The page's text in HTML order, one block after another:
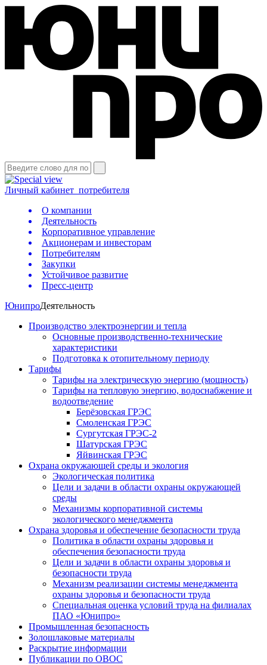
Личный кабинет потребителя
О компании
Деятельность
Корпоративное управление
Акционерам и инвесторам
Потребителям
Закупки
Устойчивое развитие
Пресс-центр
ЮнипроДеятельность
Производство электроэнергии и тепла
Основные производственно-технические
характеристики
Подготовка к отопительному периоду
Тарифы
Тарифы на электрическую энергию (мощность)
Тарифы на тепловую энергию, водоснабжение и
водоотведение
Берёзовская ГРЭС
Смоленская ГРЭС
Сургутская ГРЭС-2
Шатурская ГРЭС
Яйвинская ГРЭС
Охрана окружающей среды и экология
Экологическая политика
Цели и задачи в области охраны окружающей
среды
Механизмы корпоративной системы
экологического менеджмента
Охрана здоровья и обеспечение безопасности труда
Политика в области охраны здоровья и
обеспечения безопасности труда
Цели и задачи в области охраны здоровья и
безопасности труда
Механизм реализации системы менеджмента
охраны здоровья и безопасности труда
Специальная оценка условий труда на филиалах
ПАО «Юнипро»
Промышленная безопасность
Золошлаковые материалы
Раскрытие информации
Публикации по OBOC